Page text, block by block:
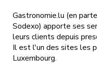
Gastronomie.lu (en
Sodexo) apporte ses
leurs clients depuis
Il est l'un des sites les
Luxembourg.